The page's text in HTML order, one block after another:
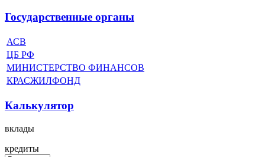
Государственные органы
АСВ
ЦБ РФ
МИНИСТЕРСТВО ФИНАНСОВ
КРАСЖИЛФОНД
Калькулятор
вклады
кредиты